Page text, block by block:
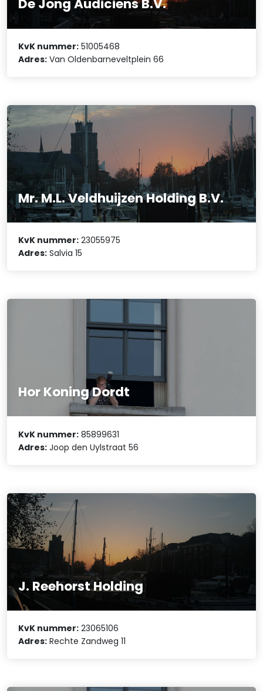
De Jong Audiciens B.V.
KvK nummer: 51005468
Adres: Van Oldenbarneveltplein 66
Mr. M.L. Veldhuijzen Holding B.V.
KvK nummer: 23055975
Adres: Salvia 15
Hor Koning Dordt
KvK nummer: 85899631
Adres: Joop den Uylstraat 56
J. Reehorst Holding
KvK nummer: 23065106
Adres: Rechte Zandweg 11